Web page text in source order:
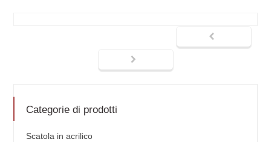
Categorie di prodotti
Scatola in acrilico